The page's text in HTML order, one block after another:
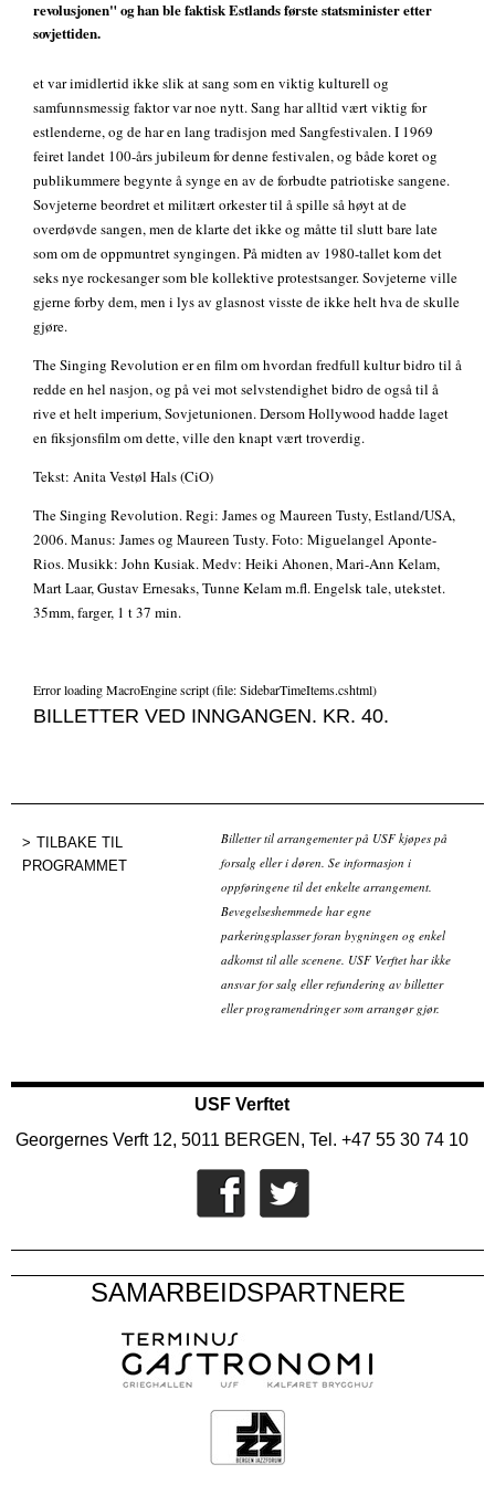
revolusjonen" og han ble faktisk Estlands første statsminister etter
sovjettiden.
et var imidlertid ikke slik at sang som en viktig kulturell og
samfunnsmessig faktor var noe nytt. Sang har alltid vært viktig for
estlenderne, og de har en lang tradisjon med Sangfestivalen. I 1969
feiret landet 100-års jubileum for denne festivalen, og både koret og
publikummere begynte å synge en av de forbudte patriotiske sangene.
Sovjeterne beordret et militært orkester til å spille så høyt at de
overdøvde sangen, men de klarte det ikke og måtte til slutt bare late
som om de oppmuntret syngingen. På midten av 1980-tallet kom det
seks nye rockesanger som ble kollektive protestsanger. Sovjeterne ville
gjerne forby dem, men i lys av glasnost visste de ikke helt hva de skulle
gjøre.
The Singing Revolution er en film om hvordan fredfull kultur bidro til å
redde en hel nasjon, og på vei mot selvstendighet bidro de også til å
rive et helt imperium, Sovjetunionen. Dersom Hollywood hadde laget
en fiksjonsfilm om dette, ville den knapt vært troverdig.
Tekst: Anita Vestøl Hals (CiO)
The Singing Revolution. Regi: James og Maureen Tusty, Estland/USA,
2006. Manus: James og Maureen Tusty. Foto: Miguelangel Aponte-
Rios. Musikk: John Kusiak. Medv: Heiki Ahonen, Mari-Ann Kelam,
Mart Laar, Gustav Ernesaks, Tunne Kelam m.fl. Engelsk tale, utekstet.
35mm, farger, 1 t 37 min.
Error loading MacroEngine script (file: SidebarTimeItems.cshtml)
BILLETTER VED INNGANGEN. KR. 40.
TILBAKE TIL
PROGRAMMET
Billetter til arrangementer på USF kjøpes på
forsalg eller i døren. Se informasjon i
oppføringene til det enkelte arrangement.
Bevegelseshemmede har egne
parkeringsplasser foran bygningen og enkel
adkomst til alle scenene. USF Verftet har ikke
ansvar for salg eller refundering av billetter
eller programendringer som arrangør gjør.
USF Verftet
Georgernes Verft 12, 5011 BERGEN, Tel. +47 55 30 74 10
SAMARBEIDSPARTNERE